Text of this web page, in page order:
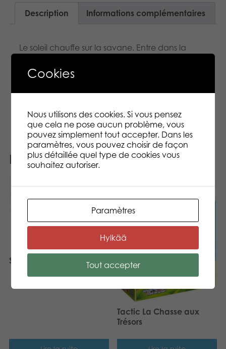
Description Informations complémentaires
Le soleil chauffe sur la savane. Entre dans la
Approche-toi au plus près de la rivière pour y
boire, sans te faire manger par les crocodiles qui
Produits similaires
Set de 6 boules
Tactic La Chasse aux
Trésors
Cookies
Nous utilisons des cookies. Si vous pensez
que cela ne pose aucun problème, vous
pouvez simplement tout accepter. Dans les
paramètres, vous pouvez choisir de façon
plus détaillée quel type de cookies vous
souhaitez autoriser.
Paramètres
Hylkää
Tout accepter